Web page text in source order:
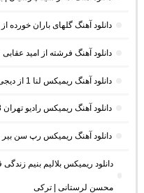
دانلود آهنگ گلهای باران خورده
دانلود آهنگ فرشته از امید عقابی
دانلود آهنگ ریمیکس لنا 1 از دیجی سوشی
دانلود آهنگ ریمیکس رادیو تهران 18 از دیجی ای فر (ریمیکس طولانی خفن)
دانلود آهنگ ریمیکس رپ سن
دانلود ریمیکس بلالیم بنیم
محسن لرستانی | ترکی